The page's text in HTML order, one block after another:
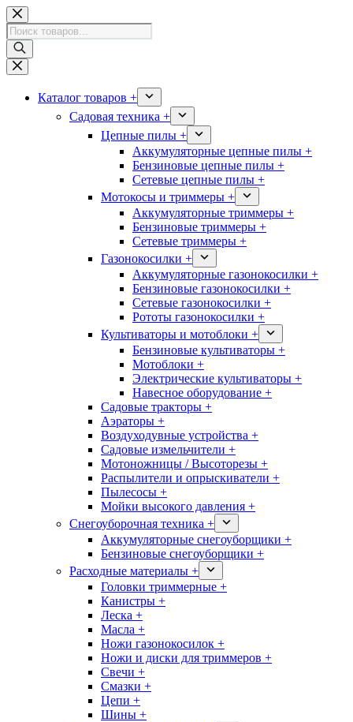
Перейти
к
сути
Поиск
товаров
Каталог товаров +
Садовая техника +
Цепные пилы +
Аккумуляторные цепные пилы +
Бензиновые цепные пилы +
Сетевые цепные пилы +
Мотокосы и триммеры +
Аккумуляторные триммеры +
Бензиновые триммеры +
Сетевые триммеры +
Газонокосилки +
Аккумуляторные газонокосилки +
Бензиновые газонокосилки +
Сетевые газонокосилки +
Рототы газонокосилки +
Культиваторы и мотоблоки +
Бензиновые культиваторы +
Мотоблоки +
Электрические культиваторы +
Навесное оборудование +
Садовые тракторы +
Аэраторы +
Воздуходувные устройства +
Садовые измельчители +
Мотоножницы / Высоторезы +
Распылители и опрыскиватели +
Пылесосы +
Мойки высокого давления +
Снегоуборочная техника +
Аккумуляторные снегоуборщики +
Бензиновые снегоуборщики +
Расходные материалы +
Головки триммерные +
Канистры +
Леска +
Масла +
Ножи газонокосилок +
Ножи и диски для триммеров +
Свечи +
Смазки +
Цепи +
Шины +